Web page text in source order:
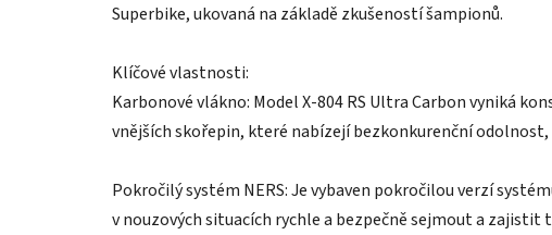
Superbike, ukovaná na základě zkušeností šampionů.
Klíčové vlastnosti:
Karbonové vlákno: Model X-804 RS Ultra Carbon vyniká
vnějších skořepin, které nabízejí bezkonkurenční
Pokročilý systém NERS: Je vybaven pokročilou verzí
v nouzových situacích rychle a bezpečně sejmout a